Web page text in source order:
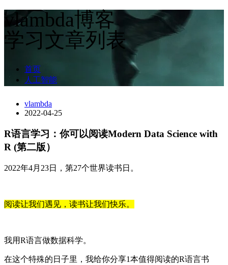
vlambda博客
学习文章列表
首页
人工智能
vlambda
2022-04-25
R语言学习：你可以阅读Modern Data Science with
R (第二版）
2022年4月23日，第27个世界读书日。
阅读让我们遇见，读书让我们快乐。
我用R语言做数据科学。
在这个特殊的日子里，我给你分享1本值得阅读的R语言书